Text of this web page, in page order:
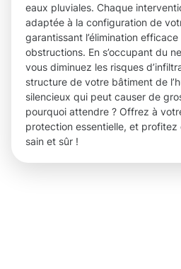
eaux pluviales. Chaque
adaptée à la configuration de
garantissant l’élimination
obstructions. En s’occupant du
vous diminuez les risques
structure de votre bâtiment de
silencieux qui peut causer de
pourquoi attendre ? Offrez à
protection essentielle, et profitez
sain et sûr !